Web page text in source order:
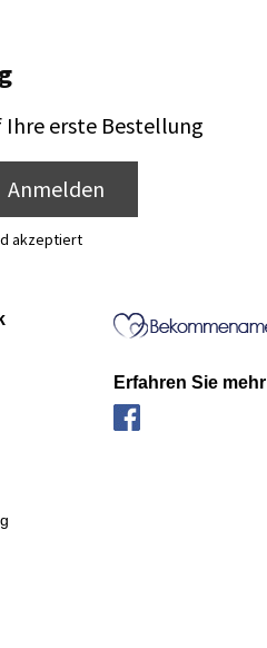
Ihre erste Bestellung
Anmelden
akzeptiert
Erfahren Sie mehr